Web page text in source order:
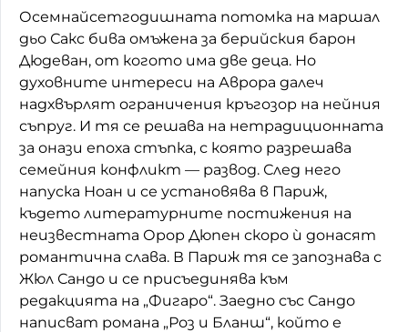
Осемнайсетгодишната потомка на маршал
дьо Сакс бива омъжена за берийския барон
Дюдеван, от когото има две деца. Но
духовните интереси на Аврора далеч
надхвърлят ограничения кръгозор на нейния
съпруг. И тя се решава на нетрадиционната
за онази епоха стъпка, с която разрешава
семейния конфликт — развод. След него
напуска Ноан и се установява в Париж,
където литературните постижения на
неизвестната Орор Дюпен скоро ѝ донасят
романтична слава. В Париж тя се запознава с
Жюл Сандо и се присъединява към
редакцията на „Фигаро“. Заедно със Сандо
написват романа „Роз и Бланш“, който е